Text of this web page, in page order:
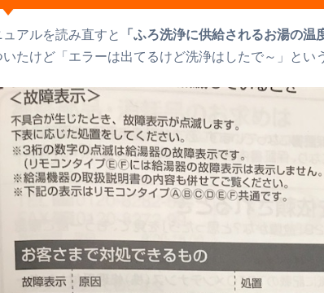
ュアルを読み直すと 「ふろ洗浄に供給されるお湯の温
いたけど「エラーは出てるけど洗浄はしたで～」とい